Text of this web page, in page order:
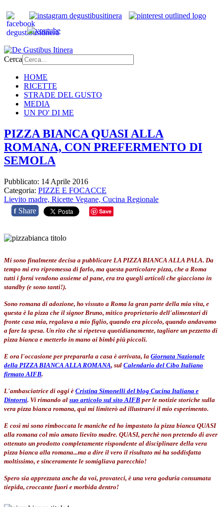
Cerca
HOME
RICETTE
STRADE DEL GUSTO
MEDIA
UN PO' DI ME
PIZZA BIANCA QUASI ALLA
ROMANA, CON PREFERMENTO DI
SEMOLA
Pubblicato: 14 Aprile 2016
Categoria: PIZZE E FOCACCE
Lievito madre, Ricette Vegane, Cucina Regionale
f Share Save
Mi sono finalmente decisa a pubblicare LA PIZZA BIANCA ALLA PALA. Da
tempo mi ero ripromessa di farlo, ma questa particolare pizza, che a Roma
tutti i forni vendono assieme al pane, era tra quegli articoli che giacciono in
standby (e sono tanti!).
Sono romana di adozione, ho vissuto a Roma la gran parte della mia vita, e
questa è la pizza che il signor Bruno, mitico proprietario dell'alimentari di
fronte casa mia, regalava a mio figlio, quando era piccolo, quando andavamo
a fare la spesa. Un rito che si ripeteva quotidianamente, tagliare un pezzetto di
pizza bianca e metterlo in mano ai bimbi più piccoli.
E ora l'occasione per prepararla a casa è arrivata, la Giornata Nazionale
della PIZZA BIANCA ALLA ROMANA, sul Calendario del Cibo Italiano
firmato AIFB.
L'ambasciatrice di oggi è Cristina Simonelli del blog Cucina Italiana e
Dintorni. Vi rimando al suo articolo sul sito AIFB per le notizie storiche sulla
vera pizza bianca romana, qui mi limiterò ad illustrarvi il mio esperimento.
E così mi sono rimboccata le maniche ed ho impastato la pizza bianca QUASI
alla romana col mio amato lievito madre. QUASI, perchè non pretendo di aver
ottenuto un prodotto completamente rispondente al disciplinare della vera
pizza bianca alla romana...ma a dire il vero il risultato mi ha soddisfatta
moltissimo, e sinceramente le somigliava parecchio!
Spero sia apprezzata anche da voi, provateci, è una vera goduria consumata
tiepida, croccante fuori e morbida dentro!